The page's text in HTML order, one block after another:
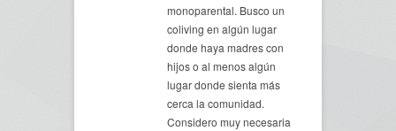
monoparental. Busco un
coliving en algún lugar
donde haya madres con
hijos o al menos algún
lugar donde sienta más
cerca la comunidad.
Considero muy necesaria